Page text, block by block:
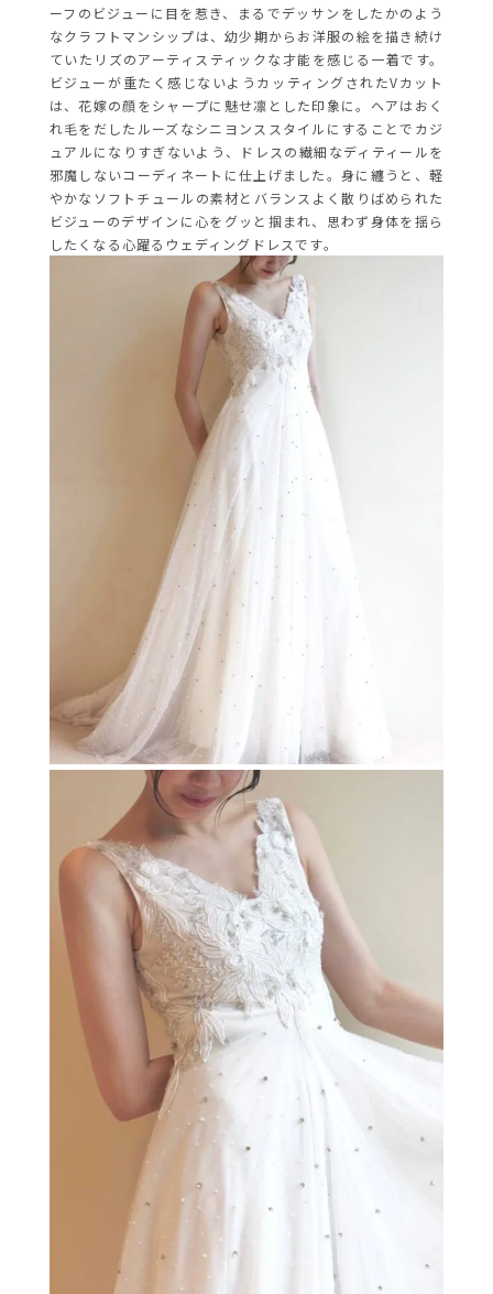
ーフのビジューに目を惹き、まるでデッサンをしたかのよう
なクラフトマンシップは、幼少期からお洋服の絵を描き続け
ていたリズのアーティスティックな才能を感じる一着です。
ビジューが重たく感じないようカッティングされたVカット
は、花嫁の顔をシャープに魅せ凛とした印象に。ヘアはおく
れ毛をだしたルーズなシニヨンススタイルにすることでカジ
ュアルになりすぎないよう、ドレスの繊細なディティールを
邪魔しないコーディネートに仕上げました。身に纏うと、軽
やかなソフトチュールの素材とバランスよく散りばめられた
ビジューのデザインに心をグッと掴まれ、思わず身体を揺ら
したくなる心躍るウェディングドレスです。